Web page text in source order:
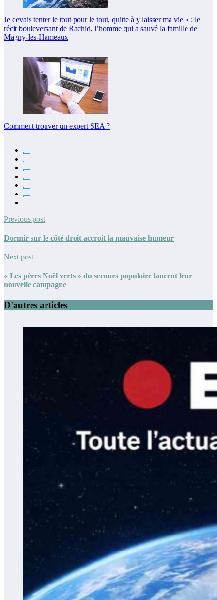
Je devais tenter le tout pour le tout, quitte à y laisser ma vie » : le
récit bouleversant de Rachid, l’homme qui a sauvé la famille de
Magny-les-Hameaux
Comment trouver un expert SEA ?
Previous post
Dormir sur le côté droit accroit la mauvaise humeur
Next post
« Les pères Noël verts » du secours populaire lancent leur
nouvelle campagne
D'autres articles